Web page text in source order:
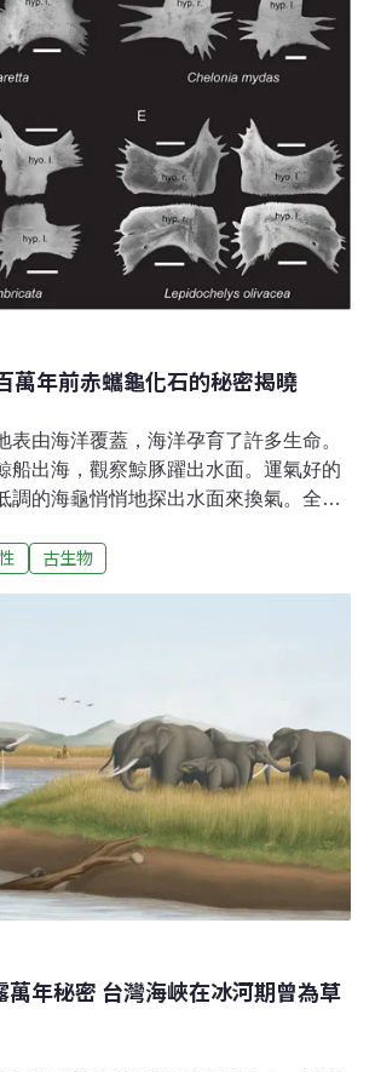
爬行類化石的台灣來說，是一項重
萬年前赤蠵龜化石的秘密揭曉
表由海洋覆蓋，海洋孕育了許多生命。
船出海，觀察鯨豚躍出水面。運氣好的
調的海龜悄悄地探出水面來換氣。全世
有一種海龜在台灣相對陌生，卻是本次
部肌肉可以增強咬合力，來咬碎螃蟹、
的無脊椎動物。同樣叫蠵龜，我們最熟
蠵龜（Chelonia mydas），反而看起來
被稱為green turtle，是因為牠們以海草
肪呈現綠色至墨綠色。有許多人見過玳
imbric
古生物
萬年秘密 台灣海峽在冰河期曾為草